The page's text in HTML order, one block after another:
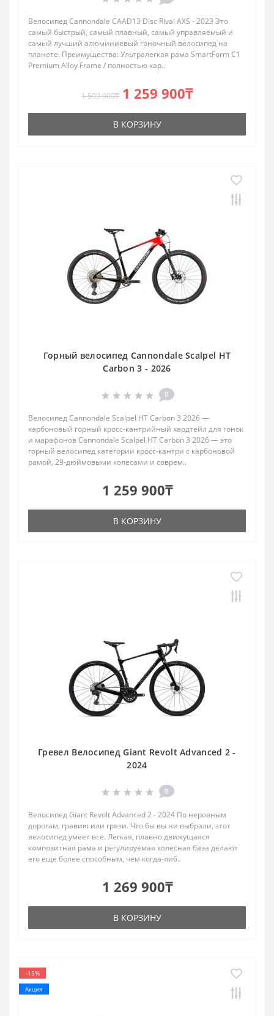
Велосипед Cannondale CAAD13 Disc Rival AXS - 2023 Это
самый быстрый, самый плавный, самый управляемый и
самый лучший алюминиевый гоночный велосипед на
планете. Преимущества: Ультралегкая рама SmartForm C1
Premium Alloy Frame / полностью кар..
1 599 900₸ 1 259 900₸
В КОРЗИНУ
Горный велосипед Cannondale Scalpel HT
Carbon 3 - 2026
0
Велосипед Cannondale Scalpel HT Carbon 3 2026 —
карбоновый горный кросс-кантрийный хардтейл для гонок
и марафонов Cannondale Scalpel HT Carbon 3 2026 — это
горный велосипед категории кросс-кантри с карбоновой
рамой, 29-дюймовыми колесами и соврем..
1 259 900₸
В КОРЗИНУ
Гревел Велосипед Giant Revolt Advanced 2 -
2024
0
Велосипед Giant Revolt Advanced 2 - 2024 По неровным
дорогам, гравию или грязи. Что бы вы ни выбрали, этот
велосипед умеет все. Легкая, плавно движущаяся
композитная рама и регулируемая колесная база делают
его еще более способным, чем когда-либ..
1 269 900₸
В КОРЗИНУ
-15%
Акция